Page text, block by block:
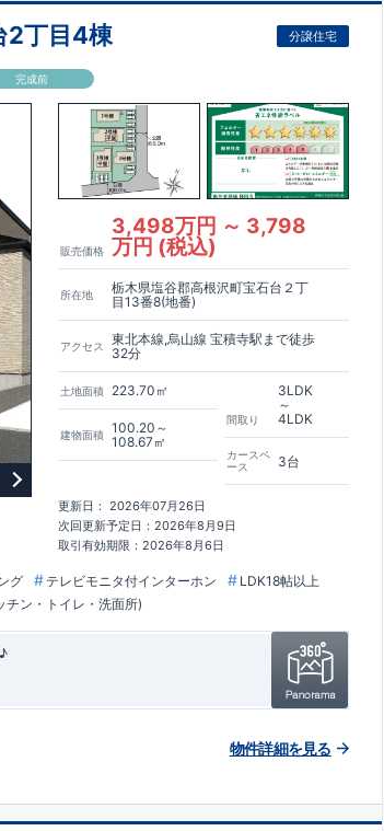
2丁目4棟 分譲住宅
完成前
販売価格
3,498万円 ～ 3,798
万円 (税込)
所在地
栃木県塩谷郡高根沢町宝石台２丁
目13番8(地番)
アクセス
東北本線,烏山線 宝積寺駅まで徒歩
32分
土地面積 223.70㎡
建物面積
100.20～
108.67㎡
間取り
3LDK
～
4LDK
カースペ
ース
3台
更新日： 2026年07月26日
次回更新予定日：2026年8月9日
取引有効期限：2026年8月6日
グ テレビモニタ付インターホン
LDK18帖以上
チン・トイレ・洗面所)
物件詳細を見る